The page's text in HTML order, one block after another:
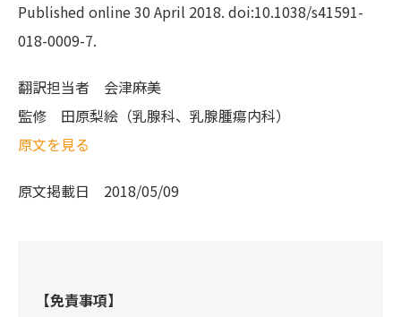
Published online 30 April 2018. doi:10.1038/s41591-
018-0009-7.
翻訳担当者 会津麻美
監修 田原梨絵（乳腺科、乳腺腫瘍内科）
原文を見る
原文掲載日 2018/05/09
【免責事項】